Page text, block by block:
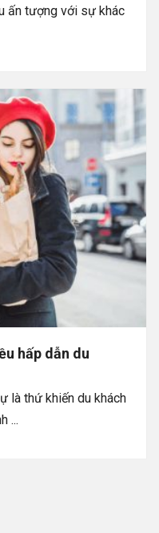
ấn tượng với sự khác
hấp dẫn du
là thứ khiến du khách
...